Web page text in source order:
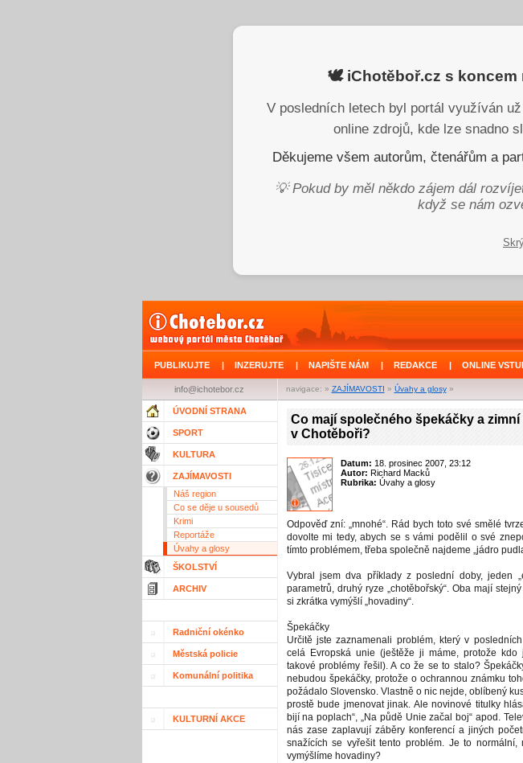
🕊️ iChotěboř.cz s koncem
V posledních letech byl portál využíván
online zdrojů, kde lze snadno
Děkujeme všem autorům, čtenářům a
💡 Pokud by měl někdo zájem dál
když se nám
PUBLIKUJTE | INZERUJTE | NAPIŠTE NÁM | REDAKCE | ONLINE
navigace: » ZAJÍMAVOSTI » Úvahy a glosy»
info@ichotebor.cz
ÚVODNÍ STRANA
SPORT
KULTURA
ZAJÍMAVOSTI
Náš region
Co se děje u sousedů
Krimi
Reportáže
Úvahy a glosy
ŠKOLSTVÍ
ARCHIV
Radniční okénko
Městská policie
Komunální politika
KULTURNÍ AKCE
Co mají společného špekáčky a zimní
v Chotěboři?
Datum: 18. prosinec 2007, 23:12
Autor: Richard Macků
Rubrika: Úvahy a glosy
Odpověď zní: „mnohé“. Rád bych toto své smělé
dovolte mi tedy, abych se s vámi podělil o své
tímto problémem, třeba společně najdeme „jádro
Vybral jsem dva příklady z poslední doby, jeden
parametrů, druhý ryze „chotěbořský“. Oba mají
si zkrátka vymýšlí „hovadiny“.
Špekáčky
Určitě jste zaznamenali problém, který v
celá Evropská unie (ještěže ji máme, protože
takové problémy řešil). A co že se to stalo?
nebudou špekáčky, protože o ochrannou známku
požádalo Slovensko. Vlastně o nic nejde, oblíbený
prostě bude jmenovat jinak. Ale novinové titulky
bijí na poplach“, „Na půdě Unie začal boj“ apod.
nás zase zaplavují záběry konferencí a jiných
snažících se vyřešit tento problém. Je to normální,
vymýšlíme hovadiny?